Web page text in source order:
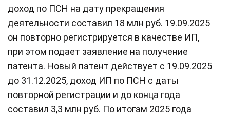
доход по ПСН на дату прекращения
деятельности составил 18 млн руб. 19.09.2025
он повторно регистрируется в качестве ИП,
при этом подает заявление на получение
патента. Новый патент действует с 19.09.2025
до 31.12.2025, доход ИП по ПСН с даты
повторной регистрации и до конца года
составил 3,3 млн руб. По итогам 2025 года